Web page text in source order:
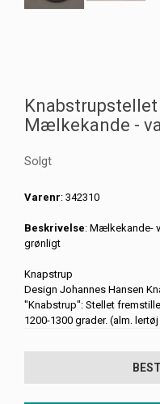
Mælkekande -
Solgt
Varenr: 342310
Beskrivelse: Mælkekande-
grønligt
Knapstrup
Design Johannes Hansen
"Knabstrup": Stellet
1200-1300 grader. (alm.